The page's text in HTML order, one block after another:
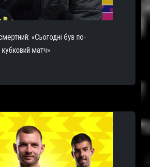
«Сьогодні був по-
матч»